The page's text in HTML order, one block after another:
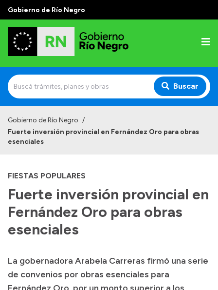
Gobierno de Río Negro
Buscar
Autoridades
Autoridades y Organismos
Discursos en la Legislatura
Casa de Gobierno
Acerca de Río Negro
Geografía
Invertí en Río Negro
Gobierno de Río Negro /
Fuerte inversión provincial en Fernández Oro para obras
esenciales
FIESTAS POPULARES
Fuerte inversión provincial en
Fernández Oro para obras
esenciales
La gobernadora Arabela Carreras firmó una serie
de convenios por obras esenciales para